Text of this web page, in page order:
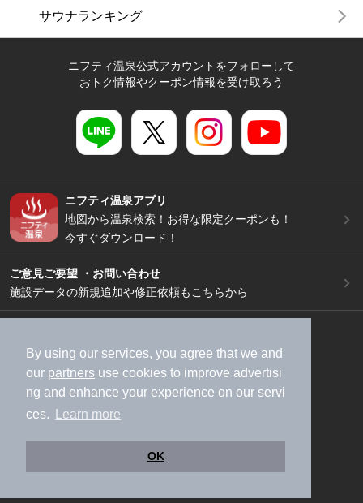
By using our services, you agree that we and
our partners use cookies to improve advertisi
ng and enhance your experience on our servi
ces.
Learn more
OK
サウナランキング
ニフティ温泉公式アカウントをフォローして
おトク情報やクーポン情報を受け取ろう
ニフティ温泉アプリ
地図から温泉検索！お得な限定クーポンも！
今すぐダウンロード！
ご意見ご要望 ・お問い合わせ
施設データの新規追加や修正依頼もこちらから
加盟店募集（資料請求）
広告出稿のご案内
利用規約
ライフスタイルMEMBERS+規約
特定商取引法に基づく表記
ヘルプ
採用情報
運営会社